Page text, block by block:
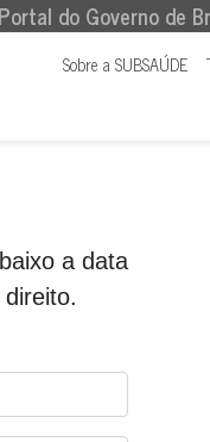
Portal do Governo de
Sobre a SUBSAÚDE
a data